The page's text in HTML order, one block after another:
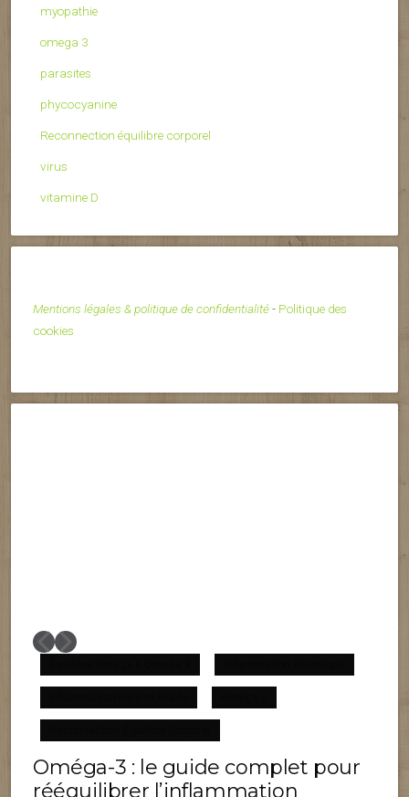
myopathie
omega 3
parasites
phycocyanine
Reconnection équilibre corporel
virus
vitamine D
Mentions légales & politique de confidentialité- Politique des
cookies
Oméga-3 : le guide complet pour
rééquilibrer l’inflammation